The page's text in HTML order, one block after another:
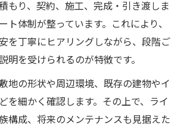
もり、契約、施工、完成・引き渡しま
ト体制が整っています。これにより、
を丁寧にヒアリングしながら、段階ご
明を受けられるのが特徴です。
地の形状や周辺環境、既存の建物やイ
を細かく確認します。その上で、ライ
構成、将来のメンテナンスも見据えた